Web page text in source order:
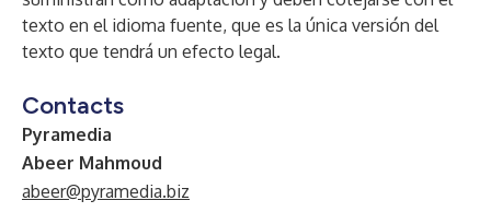
texto en el idioma fuente, que es la única versión del
texto que tendrá un efecto legal.
Contacts
Pyramedia
Abeer Mahmoud
abeer@pyramedia.biz